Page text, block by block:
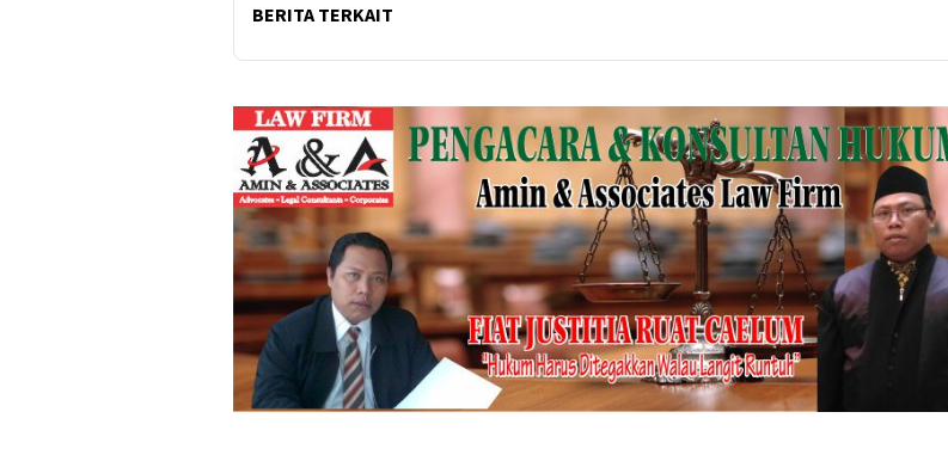
BERITA TERKAIT